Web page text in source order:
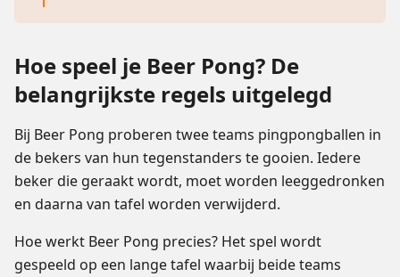
Hoe speel je Beer Pong? De
belangrijkste regels uitgelegd
Bij Beer Pong proberen twee teams pingpongballen in
de bekers van hun tegenstanders te gooien. Iedere
beker die geraakt wordt, moet worden leeggedronken
en daarna van tafel worden verwijderd.
Hoe werkt Beer Pong precies? Het spel wordt
gespeeld op een lange tafel waarbij beide teams